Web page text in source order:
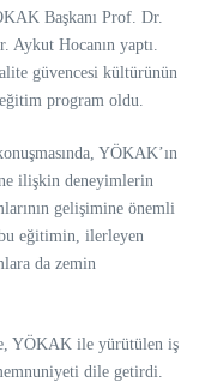
Başkanı Prof. Dr.
Hocanın yaptı.
güvencesi kültürünün
program oldu.
YÖKAK’ın
ilişkin deneyimlerin
gelişimine önemli
eğitimin, ilerleyen
da zemin
YÖKAK ile yürütülen iş
dile getirdi.